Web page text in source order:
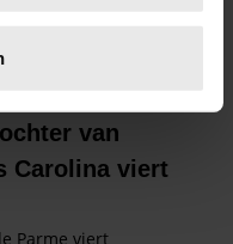
het
en advertenties te
media te bieden
Ook delen we